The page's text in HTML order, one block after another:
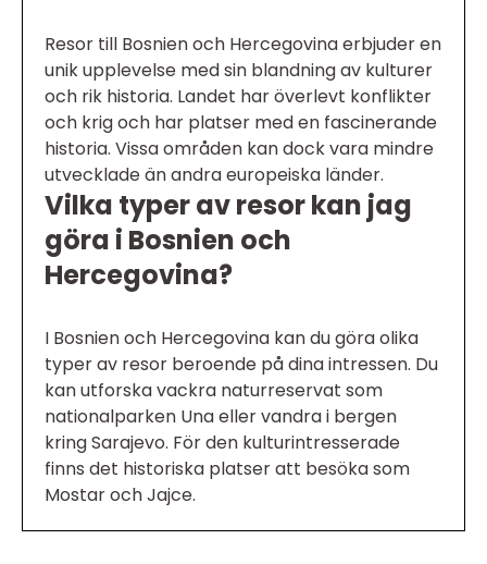
Resor till Bosnien och Hercegovina erbjuder en
unik upplevelse med sin blandning av kulturer
och rik historia. Landet har överlevt konflikter
och krig och har platser med en fascinerande
historia. Vissa områden kan dock vara mindre
utvecklade än andra europeiska länder.
Vilka typer av resor kan jag
göra i Bosnien och
Hercegovina?
I Bosnien och Hercegovina kan du göra olika
typer av resor beroende på dina intressen. Du
kan utforska vackra naturreservat som
nationalparken Una eller vandra i bergen
kring Sarajevo. För den kulturintresserade
finns det historiska platser att besöka som
Mostar och Jajce.